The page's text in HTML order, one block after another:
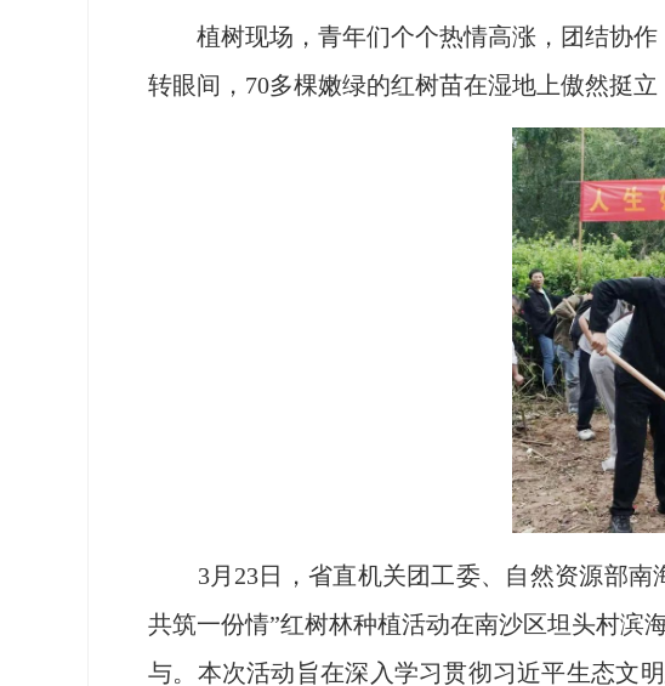
植树现场，青年们个个热情高涨，团结协作
转眼间，70多棵嫩绿的红树苗在湿地上傲然挺立
3月23日，省直机关团工委、自然资源部南
共筑一份情”红树林种植活动在南沙区坦头村滨
与。本次活动旨在深入学习贯彻习近平生态文